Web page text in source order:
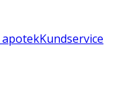
Kundservice